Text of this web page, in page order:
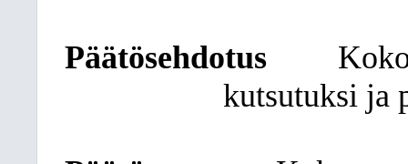
Päätösehdotus
kutsutuksi ja